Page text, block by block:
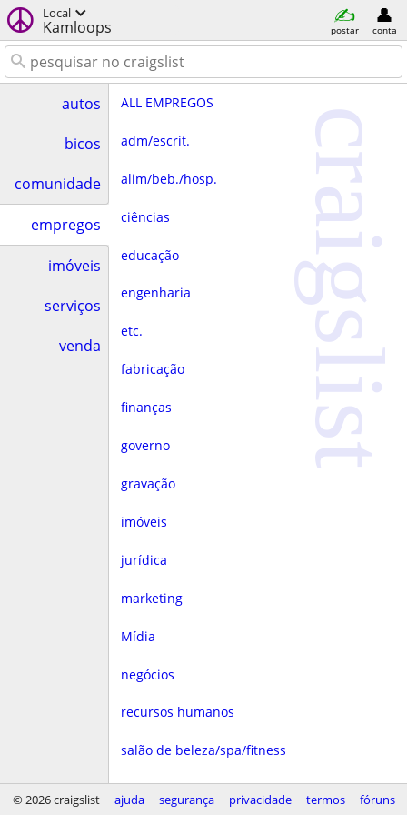
Local
Kamloops postar conta
autos
bicos
comunidade
empregos
imóveis
serviços
venda
ALL EMPREGOS
adm/escrit.
alim/beb./hosp.
ciências
educação
engenharia
etc.
fabricação
finanças
governo
gravação
imóveis
jurídica
marketing
Mídia
negócios
recursos humanos
salão de beleza/spa/fitness
saúde
craigslist
© 2026 craigslist ajuda segurança privacidade termos fóruns